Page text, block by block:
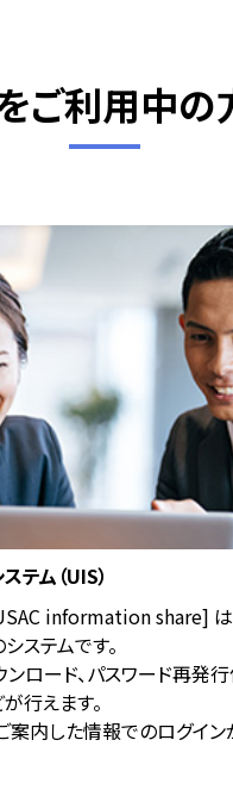
ご利用中の
テム（UIS）
information share]
ステムです。
ロード、パスワード再発行
行えます。
内した情報でのログイン